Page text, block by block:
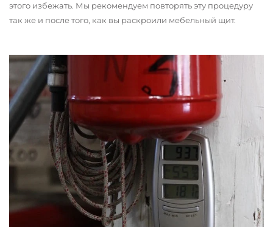
этого избежать. Мы рекомендуем повторять эту процедуру
так же и после того, как вы раскроили мебельный щит.